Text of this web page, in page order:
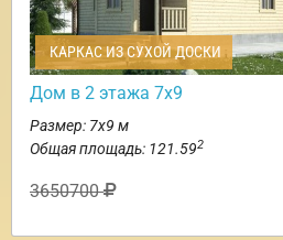
КАРКАС ИЗ СУХОЙ ДОСКИ
Дом в 2 этажа 7х9
Размер: 7х9 м
Общая площадь: 121.592
3650700